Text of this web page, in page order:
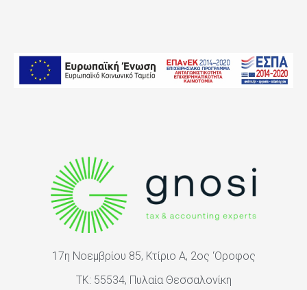
17η Νοεμβρίου 85, Κτίριο Α, 2ος ‘Oροφος
ΤΚ: 55534, Πυλαία Θεσσαλονίκη